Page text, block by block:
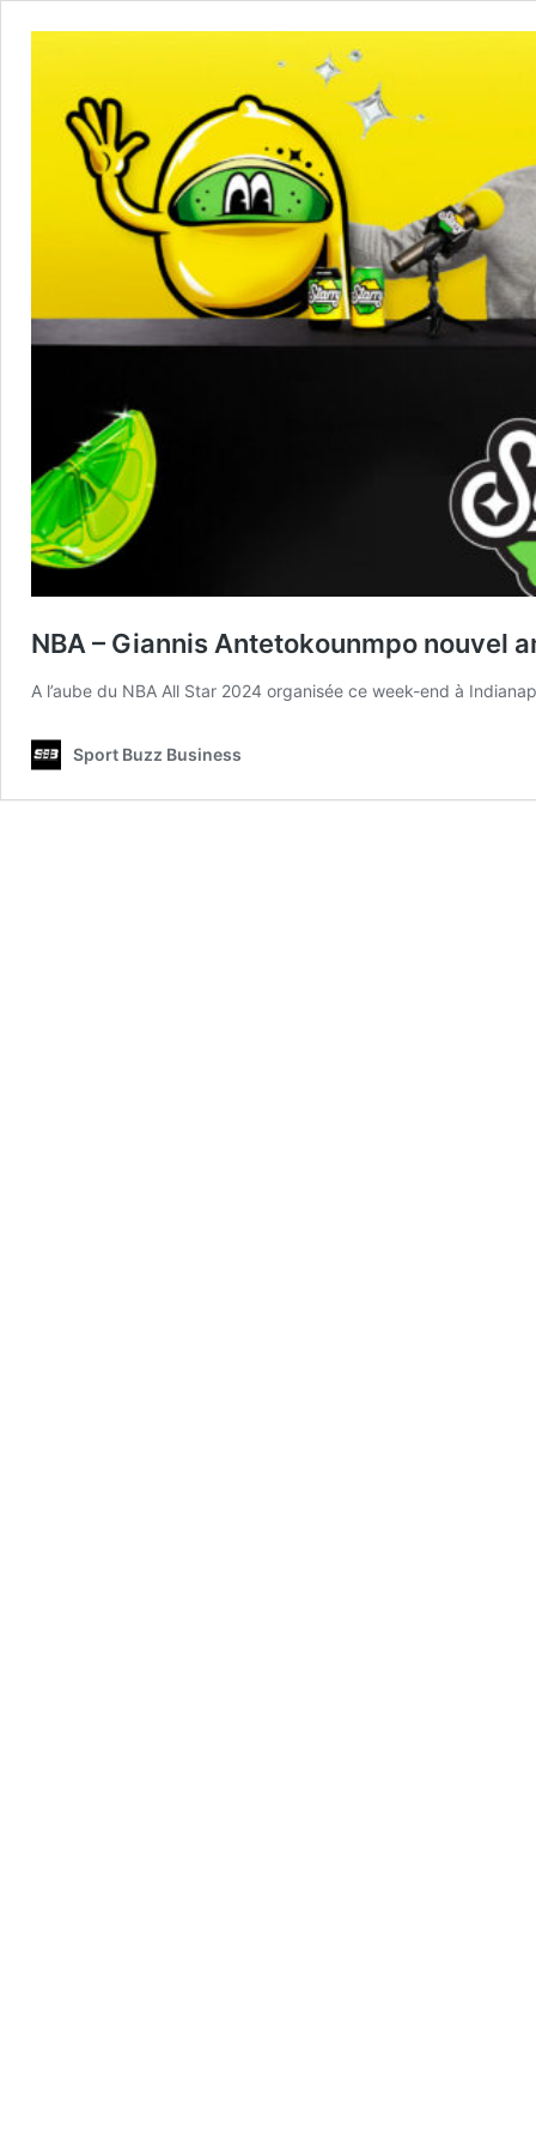
NBA – Giannis Antetokounmpo nouvel
A l’aube du NBA All Star 2024 organisée ce week-end à
Sport Buzz Business